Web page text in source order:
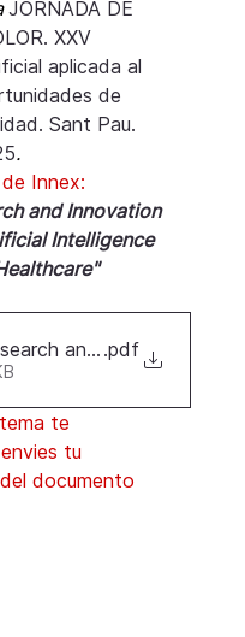
JORNADA DE
XXV
aplicada al
de
Sant Pau.
.
Innex:
and Innovation
Intelligence
and innovation in
.pdf
te
tu
documento